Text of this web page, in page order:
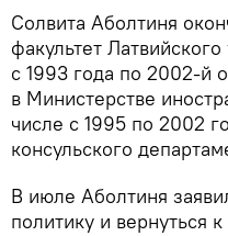
Солвита Аболтиня
факультет
с 1993 года по 2002-й
в Министерстве
числе с 1995 по 2002
консульского
В июле Аболтиня
политику и вернуться